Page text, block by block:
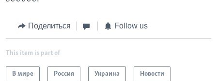
Поделиться Follow us
This item is part of
В мире Россия Украина Новости